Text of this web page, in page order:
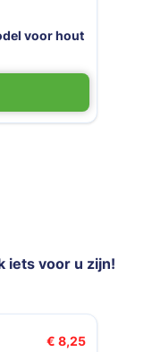
iets voor u zijn!
is mogelijk met
€ 8,25